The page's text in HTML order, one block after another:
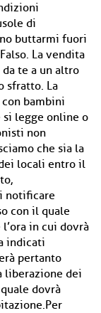
di
buttarmi fuori
La vendita
da te a un altro
sfratto. La
bambini
si legge online o
non
che sia la
locali entro il
notificare
con il quale
in cui dovrà
indicati
pertanto
liberazione dei
dovrà